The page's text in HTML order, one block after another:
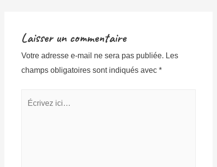
Laisser un commentaire
Votre adresse e-mail ne sera pas publiée. Les
champs obligatoires sont indiqués avec *